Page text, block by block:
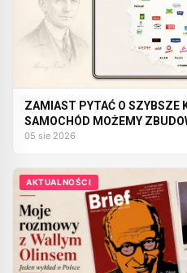
ZAMIAST PYTAĆ O SZYBSZE
SAMOCHÓD MOŻEMY
05 sie 2026
AKTUALNOŚCI